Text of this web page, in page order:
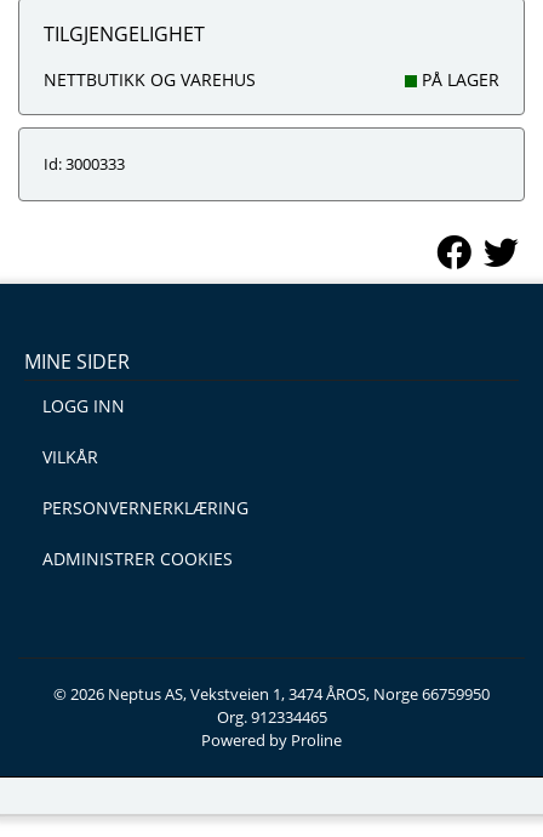
TILGJENGELIGHET
NETTBUTIKK OG VAREHUS PÅ LAGER
Id: 3000333
MINE SIDER
LOGG INN
VILKÅR
PERSONVERNERKLÆRING
ADMINISTRER COOKIES
© 2026 Neptus AS, Vekstveien 1, 3474 ÅROS, Norge 66759950
Org. 912334465
Powered by Proline